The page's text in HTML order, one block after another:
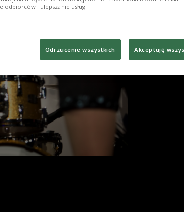
Foto:
odbiorców i ulepszanie usług.
Odrzucenie wszystkich Akceptuję